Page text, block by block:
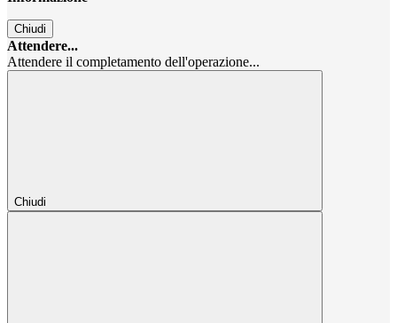
Chiudi
Attendere...
Attendere il completamento dell'operazione...
Chiudi